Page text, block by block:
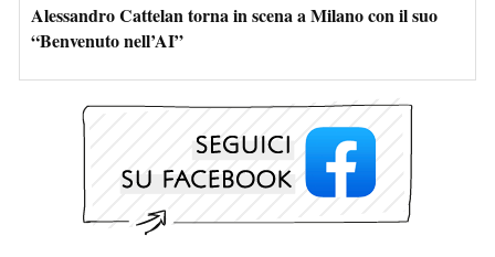
Alessandro Cattelan torna in scena a Milano con il suo
“Benvenuto nell’AI”